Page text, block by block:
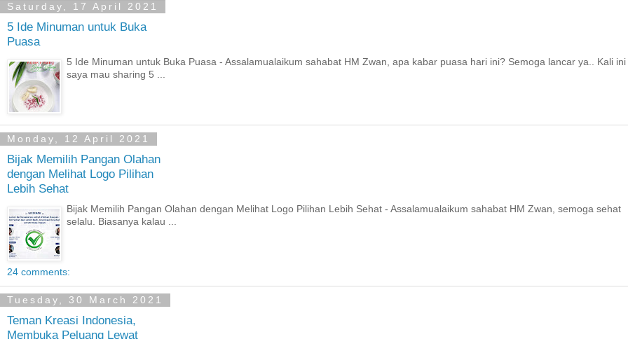
Saturday, 17 April 2021
5 Ide Minuman untuk Buka
Puasa
5 Ide Minuman untuk Buka Puasa - Assalamualaikum sahabat HM Zwan, apa kabar puasa hari ini? Semoga lancar ya.. Kali ini
saya mau sharing 5 ...
Monday, 12 April 2021
Bijak Memilih Pangan Olahan
dengan Melihat Logo Pilihan
Lebih Sehat
Bijak Memilih Pangan Olahan dengan Melihat Logo Pilihan Lebih Sehat - Assalamualaikum sahabat HM Zwan, semoga sehat
selalu. Biasanya kalau ...
24 comments:
Tuesday, 30 March 2021
Teman Kreasi Indonesia,
Membuka Peluang Lewat